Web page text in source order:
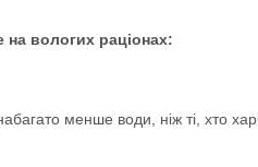
вологих раціонах:
менше води, ніж ті, хто